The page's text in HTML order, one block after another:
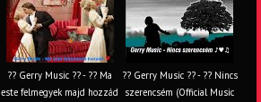
?? Gerry Music ?? - ?? Ma
este felmegyek majd hozzád
?? Gerry Music ?? - ?? Nincs
szerencsém (Official Music